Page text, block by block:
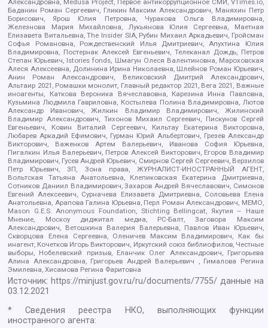
Александровна, Medusa Project, Первое антикоррупционное СМИ, VTimes.io,
Баданин Роман Сергеевич, Гликин Максим Александрович, Маняхин Петр
Борисович, Ярош Юлия Петровна, Чуракова Ольга Владимировна,
Железнова Мария Михайловна, Лукьянова Юлия Сергеевна, Маетная
Елизавета Витальевна, The Insider SIA, Рубин Михаил Аркадьевич, Гройсман
Софья Романовна, Рождественский Илья Дмитриевич, Апухтина Юлия
Владимировна, Постернак Алексей Евгеньевич, Телеканал Дождь, Петров
Степан Юрьевич, Istories fonds, Шмагун Олеся Валентиновна, Мароховская
Алеся Алексеевна, Долинина Ирина Николаевна, Шлейнов Роман Юрьевич,
Анин Роман Александрович, Великовский Дмитрий Александрович,
Альтаир 2021, Ромашки монолит, Главный редактор 2021, Вега 2021, Важные
иноагенты, Каткова Вероника Вячеславовна, Карезина Инна Павловна,
Кузьмина Людмила Гавриловна, Костылева Полина Владимировна, Лютов
Александр Иванович, Жилкин Владимир Владимирович, Жилинский
Владимир Александрович, Тихонов Михаил Сергеевич, Пискунов Сергей
Евгеньевич, Ковин Виталий Сергеевич, Кильтау Екатерина Викторовна,
Любарев Аркадий Ефимович, Гурман Юрий Альбертович, Грезев Александр
Викторович, Важенков Артем Валерьевич, Иванова София Юрьевна,
Пигалкин Илья Валерьевич, Петров Алексей Викторович, Егоров Владимир
Владимирович, Гусев Андрей Юрьевич, Смирнов Сергей Сергеевич, Верзилов
Петр Юрьевич, ЗП, Зона права, ЖУРНАЛИСТ-ИНОСТРАННЫЙ АГЕНТ,
Вольтская Татьяна Анатольевна, Клепиковская Екатерина Дмитриевна,
Сотников Даниил Владимирович, Захаров Андрей Вячеславович, Симонов
Евгений Алексеевич, Сурначева Елизавета Дмитриевна, Соловьева Елена
Анатольевна, Арапова Галина Юрьевна, Перл Роман Александрович, МЕМО,
Mason G.E.S. Anonymous Foundation, Stichting Bellingcat, Якутия – Наше
Мнение, Москоу диджитал медиа, РС-Балт, Заговора Максим
Александрович, Ветошкина Валерия Валерьевна, Павлов Иван Юрьевич,
Скворцова Елена Сергеевна, Оленичев Максим Владимирович, Как бы
инагент, Кочетков Игорь Викторович, Иркутский союз библиофилов, Честные
выборы, Нобелевский призыв, Еланчик Олег Александрович, Григорьева
Алина Александровна, Григорьев Андрей Валерьевич , Гималова Регина
Эмилевна, Хисамова Регина Фаритовна
Источник: https://minjust.gov.ru/ru/documents/7755/ данные на
03.12.2021
* Сведения реестра НКО, выполняющих функции
иностранного агента: